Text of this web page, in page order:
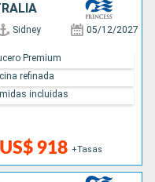
Sidney 05/12/2027
US$ 918 +Tasas
Premium
refinada
incluidas